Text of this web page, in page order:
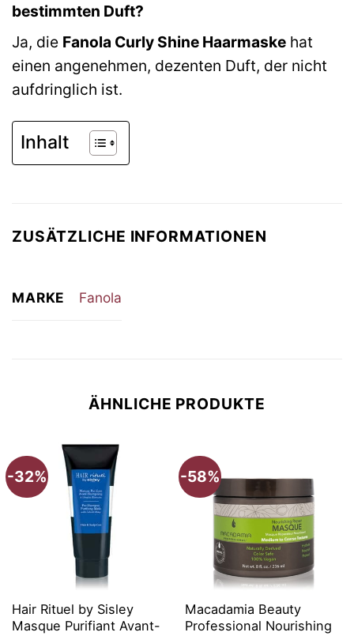
bestimmten Duft?
Ja, die Fanola Curly Shine Haarmaske hat
einen angenehmen, dezenten Duft, der nicht
aufdringlich ist.
Inhalt
ZUSÄTZLICHE INFORMATIONEN
MARKE Fanola
ÄHNLICHE PRODUKTE
-32%
Hair Rituel by Sisley
Masque Purifiant Avant-
-58%
Macadamia Beauty
Professional Nourishing